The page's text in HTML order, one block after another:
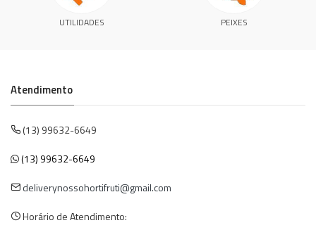
UTILIDADES PEIXES
Atendimento
(13) 99632-6649
(13) 99632-6649
deliverynossohortifruti@gmail.com
Horário de Atendimento: